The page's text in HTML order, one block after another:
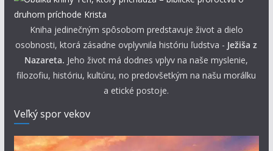
Kniha jedinečným spôsobom predstavuje život a dielo
osobnosti, ktorá zásadne ovplyvnila históriu ľudstva - Ježiša z
Nazareta. Jeho život má dodnes vplyv na naše myslenie,
filozofiu, históriu, kultúru, no predovšetkým na našu morálku
a etické postoje.
Veľký spor vekov